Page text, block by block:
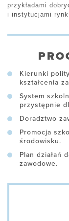
przykładami
i instytucjami
Kierunki
kształcenia
System
przystępnie
Doradztwo
Promocja
środowisku.
Plan działań
zawodowe.